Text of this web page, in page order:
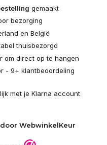
gemaakt
bezorging
en België
thuisbezorgd
om direct op te hangen
- 9+ klantbeoordeling
met je Klarna account
WebwinkelKeur